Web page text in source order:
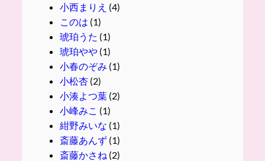
小西まりえ (4)
このは (1)
琥珀うた (1)
琥珀やや(1)
小春のぞみ (1)
小松杏(2)
小湊よつ葉(2)
小峰みこ (1)
紺野みいな (1)
斎藤あんず(1)
斎藤かさね (2)